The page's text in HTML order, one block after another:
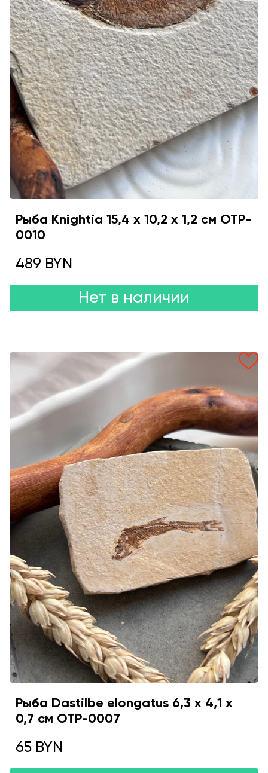
Рыба Knightia 15,4 х 10,2 х 1,2 см OTP-
0010
489 BYN
Нет в наличии
Рыба Dastilbe elongatus 6,3 х 4,1 х
0,7 см OTP-0007
65 BYN